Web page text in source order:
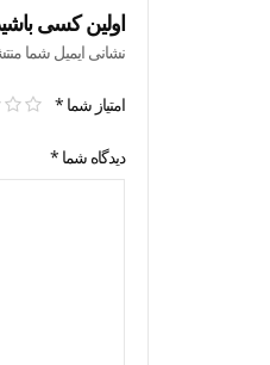
اولین کسی باشید
نشانی ایمیل شما
امتیاز شما *
دیدگاه شما *